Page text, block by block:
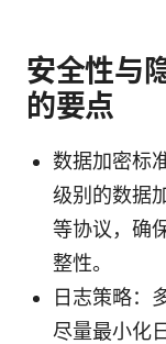
安全性与
的要点
数据加密标
级别的数据
等协议，确
整性。
日志策略：
尽量最小化